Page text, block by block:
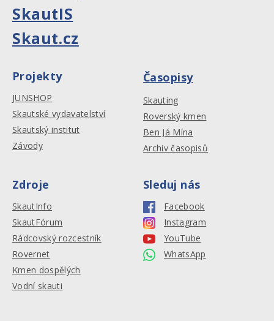
SkautIS
Skaut.cz
Projekty
JUNSHOP
Skautské vydavatelství
Skautský institut
Závody
Časopisy
Skauting
Roverský kmen
Ben Já Mína
Archiv časopisů
Zdroje
SkautInfo
SkautFórum
Rádcovský rozcestník
Rovernet
Kmen dospělých
Vodní skauti
Sleduj nás
Facebook
Instagram
YouTube
WhatsApp